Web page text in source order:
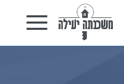
Basculer
la
navigation